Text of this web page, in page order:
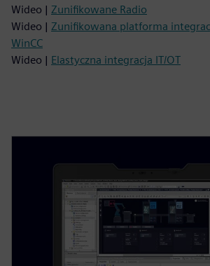
Wideo | Zunifikowane Radio
Wideo | Zunifikowana platforma
WinCC
Wideo | Elastyczna integracja IT/OT